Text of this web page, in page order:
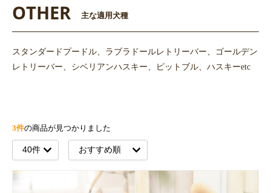
OTHER 主な適用犬種
スタンダードプードル、ラブラドールレトリーバー、ゴールデン
レトリーバー、シベリアンハスキー、ピットブル、ハスキーetc
3件の商品が見つかりました